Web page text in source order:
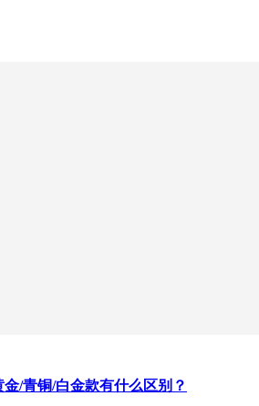
/青铜/白金款有什么区别？